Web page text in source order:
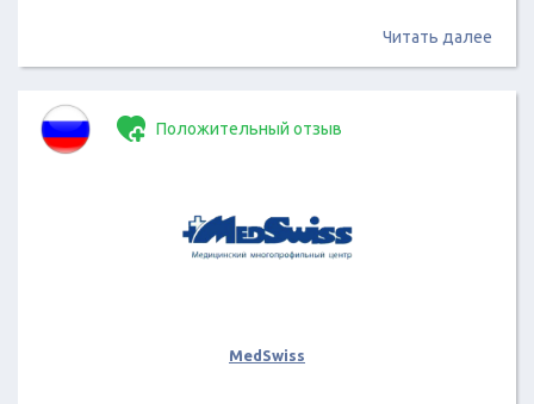
Читать далее
Положительный отзыв
MedSwiss